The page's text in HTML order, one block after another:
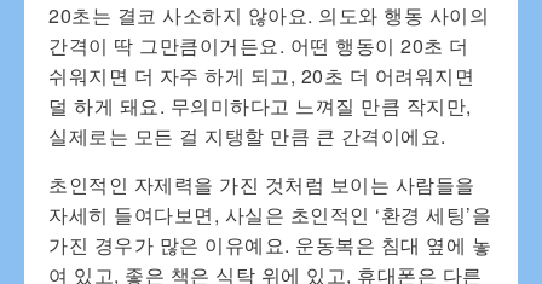
20초는 결코 사소하지 않아요. 의도와 행동 사이의
간격이 딱 그만큼이거든요. 어떤 행동이 20초 더
쉬워지면 더 자주 하게 되고, 20초 더 어려워지면
덜 하게 돼요. 무의미하다고 느껴질 만큼 작지만,
실제로는 모든 걸 지탱할 만큼 큰 간격이에요.
초인적인 자제력을 가진 것처럼 보이는 사람들을
자세히 들여다보면, 사실은 초인적인 ‘환경 세팅’을
가진 경우가 많은 이유예요. 운동복은 침대 옆에 놓
여 있고, 좋은 책은 식탁 위에 있고, 휴대폰은 다른